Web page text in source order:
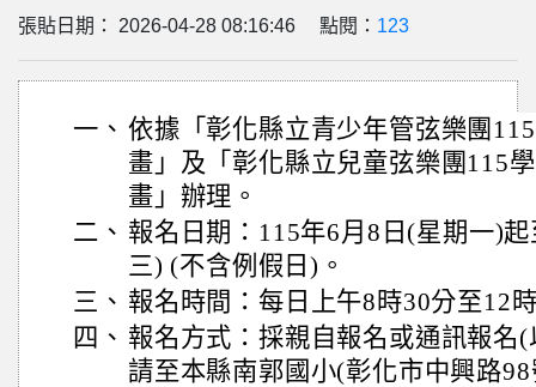
張貼日期： 2026-04-28 08:16:46 點閱： 123
一、 依據「彰化縣立青少年管弦樂團
畫」及「彰化縣立兒童弦樂團115
畫」辦理。
二、 報名日期：115年6月8日(星期一)
三) (不含例假日)。
三、 報名時間：每日上午8時30分至12
四、 報名方式：採親自報名或通訊報名
請至本縣南郭國小(彰化市中興路